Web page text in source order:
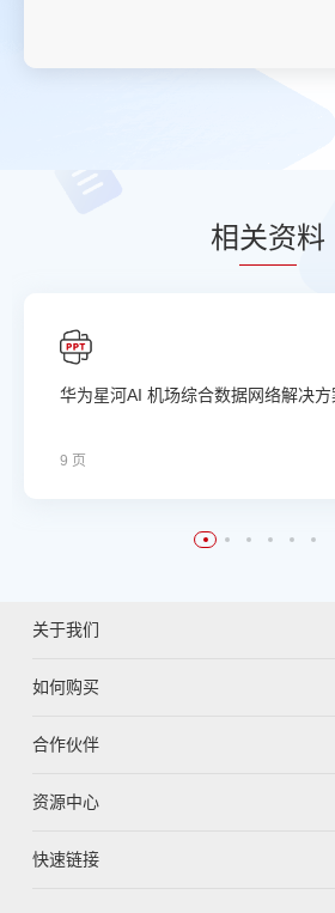
相关资料
华为星河AI 机场综合数据网络解决
9 页
关于我们
如何购买
合作伙伴
资源中心
快速链接